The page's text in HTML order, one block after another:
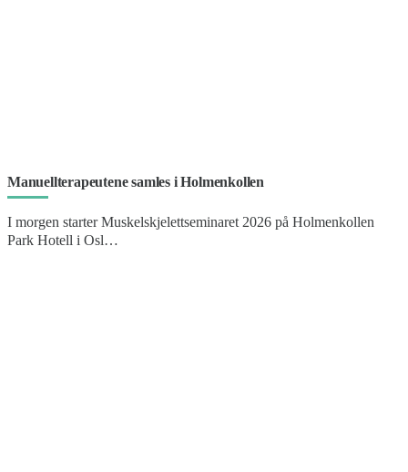
Manuellterapeutene samles i Holmenkollen
I morgen starter Muskelskjelettseminaret 2026 på Holmenkollen
Park Hotell i Osl…